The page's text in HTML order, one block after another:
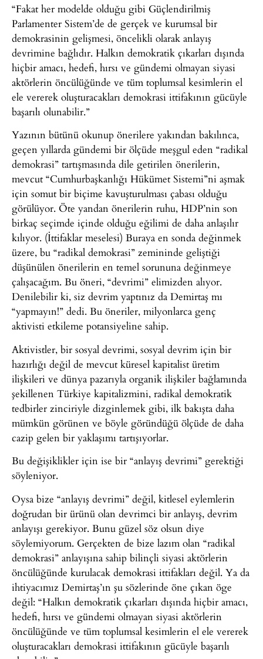
“Fakat her modelde olduğu gibi Güçlendirilmiş
Parlamenter Sistem’de de gerçek ve kurumsal bir
demokrasinin gelişmesi, öncelikli olarak anlayış
devrimine bağlıdır. Halkın demokratik çıkarları dışında
hiçbir amacı, hedefi, hırsı ve gündemi olmayan siyasi
aktörlerin öncülüğünde ve tüm toplumsal kesimlerin el
ele vererek oluşturacakları demokrasi ittifakının gücüyle
başarılı olunabilir.”
Yazının bütünü okunup önerilere yakından bakılınca,
geçen yıllarda gündemi bir ölçüde meşgul eden “radikal
demokrasi” tartışmasında dile getirilen önerilerin,
mevcut “Cumhurbaşkanlığı Hükümet Sistemi”ni aşmak
için somut bir biçime kavuşturulması çabası olduğu
görülüyor. Öte yandan önerilerin ruhu, HDP’nin son
birkaç seçimde içinde olduğu eğilimi de daha anlaşılır
kılıyor. (İttifaklar meselesi) Buraya en sonda değinmek
üzere, bu “radikal demokrasi” zemininde geliştiği
düşünülen önerilerin en temel sorununa değinmeye
çalışacağım. Bu öneri, “devrimi” elimizden alıyor.
Denilebilir ki, siz devrim yaptınız da Demirtaş mı
“yapmayın!” dedi. Bu öneriler, milyonlarca genç
aktivisti etkileme potansiyeline sahip.
Aktivistler, bir sosyal devrimi, sosyal devrim için bir
hazırlığı değil de mevcut küresel kapitalist üretim
ilişkileri ve dünya pazarıyla organik ilişkiler bağlamında
şekillenen Türkiye kapitalizmini, radikal demokratik
tedbirler zinciriyle dizginlemek gibi, ilk bakışta daha
mümkün görünen ve böyle göründüğü ölçüde de daha
cazip gelen bir yaklaşımı tartışıyorlar.
Bu değişiklikler için ise bir “anlayış devrimi” gerektiği
söyleniyor.
Oysa bize “anlayış devrimi” değil, kitlesel eylemlerin
doğrudan bir ürünü olan devrimci bir anlayış, devrim
anlayışı gerekiyor. Bunu güzel söz olsun diye
söylemiyorum. Gerçekten de bize lazım olan “radikal
demokrasi” anlayışına sahip bilinçli siyasi aktörlerin
öncülüğünde kurulacak demokrasi ittifakları değil. Ya da
ihtiyacımız Demirtaş’ın şu sözlerinde öne çıkan öge
değil: “Halkın demokratik çıkarları dışında hiçbir amacı,
hedefi, hırsı ve gündemi olmayan siyasi aktörlerin
öncülüğünde ve tüm toplumsal kesimlerin el ele vererek
oluşturacakları demokrasi ittifakının gücüyle başarılı